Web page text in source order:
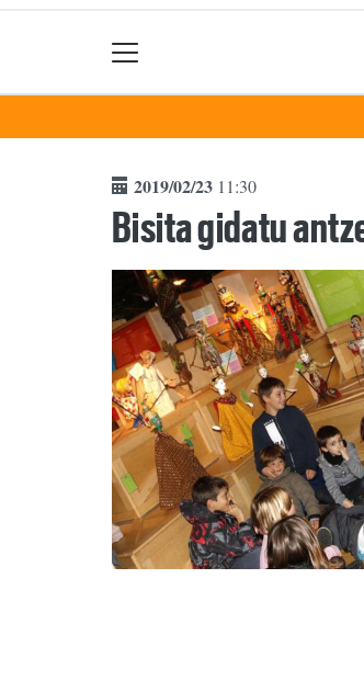
2019/02/23 11:30
Bisita gidatu